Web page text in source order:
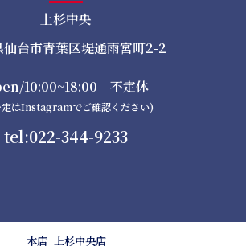
上杉中央
仙台市青葉区堤通雨宮町2-2
10:00~18:00 不定休
はInstagramでご確認ください)
tel:022-344-9233
本店 上杉中央店